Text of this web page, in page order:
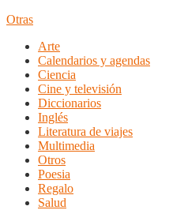
Otras
Arte
Calendarios y agendas
Ciencia
Cine y televisión
Diccionarios
Inglés
Literatura de viajes
Multimedia
Otros
Poesia
Regalo
Salud